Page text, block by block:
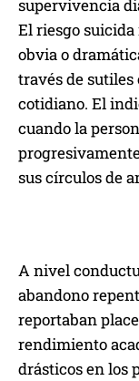
supervivencia
El riesgo
obvia o
través de
cotidiano. El
cuando la
sus círculos de
A nivel
abandono
reportaban
rendimiento
drásticos en los